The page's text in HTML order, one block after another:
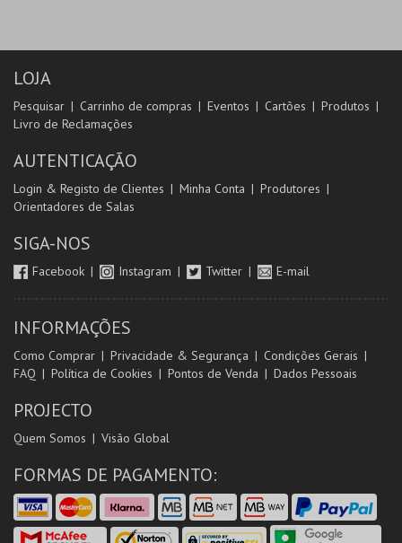
LOJA
Pesquisar Carrinho de compras Eventos Cartões
Produtos
Livro de Reclamações
AUTENTICAÇÃO
Login & Registo de Clientes Minha Conta
Produtores
Orientadores de Salas
SIGA-NOS
Facebook Instagram Twitter E-mail
INFORMAÇÕES
Como Comprar Privacidade & Segurança
Condições Gerais
FAQ
Política de Cookies Pontos de Venda Dados Pessoais
PROJECTO
Quem Somos Visão Global
FORMAS DE PAGAMENTO: